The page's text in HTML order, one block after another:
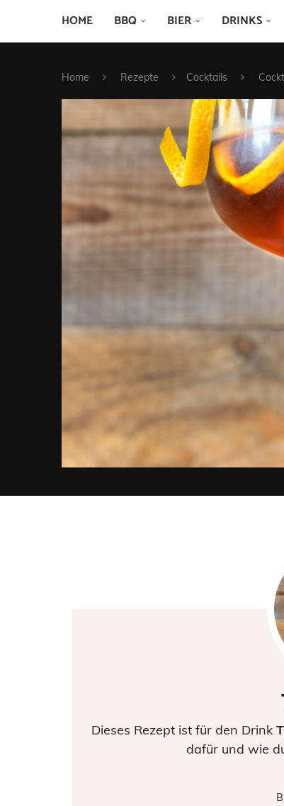
HOME BBQ BIER DRINKS
Home Rezepte Cocktails
Dieses Rezept ist für den Drink
dafür und wie